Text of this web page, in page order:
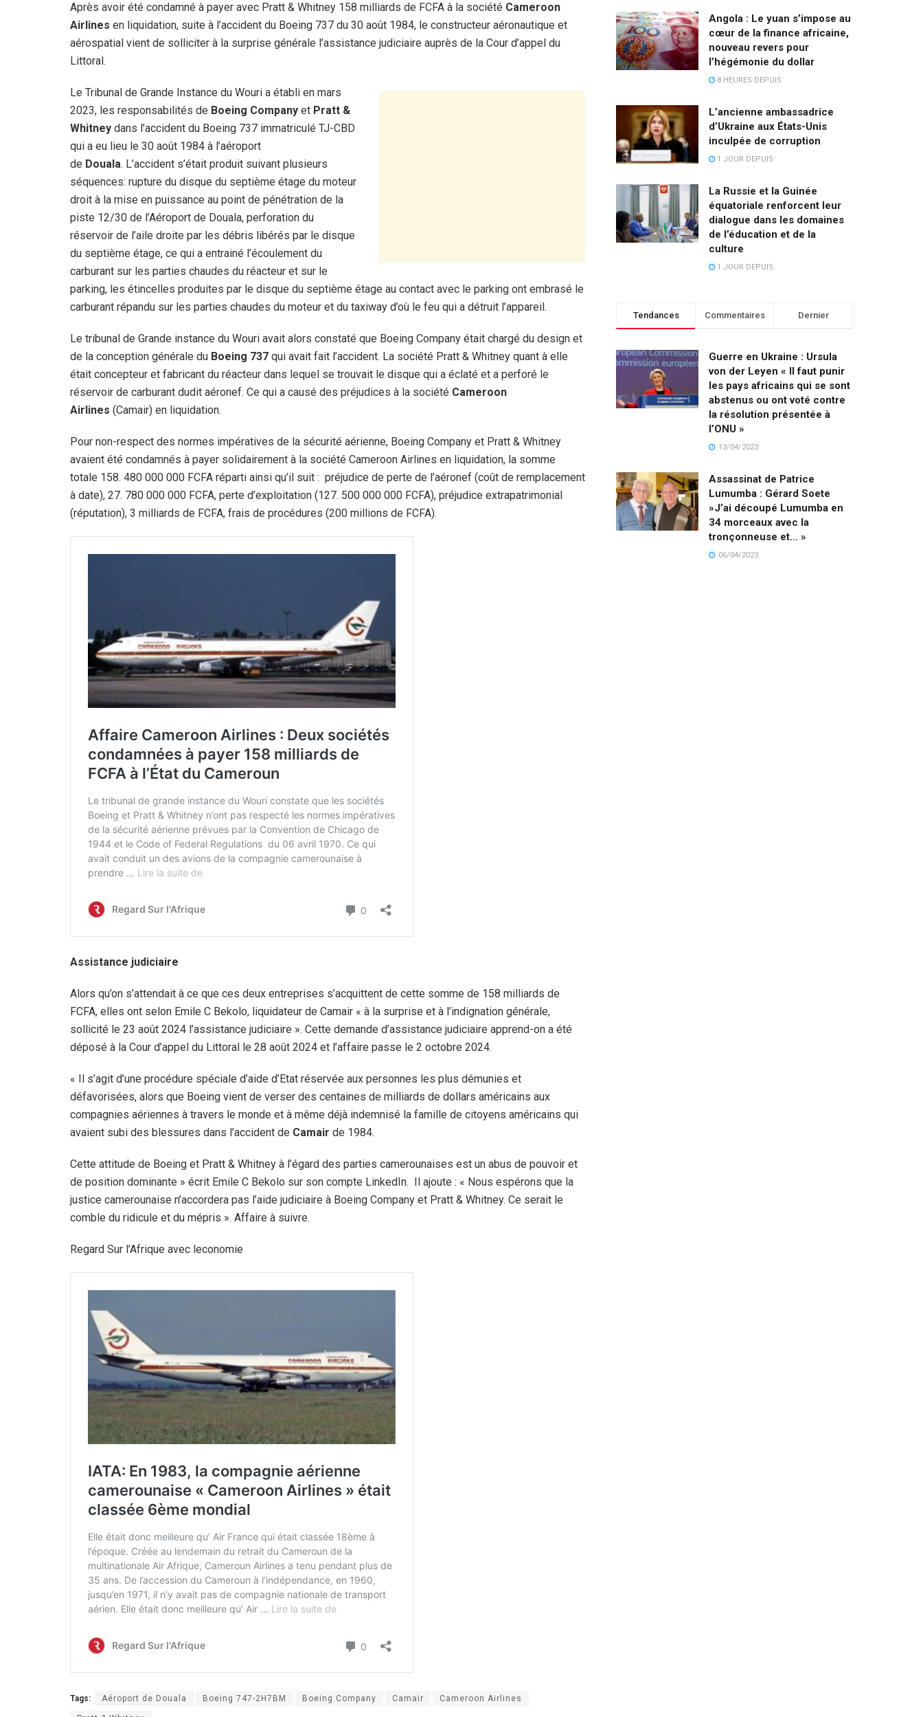
Après avoir été condamné à payer avec Pratt & Whitney 158 milliards de FCFA à la société Cameroon
Airlines en liquidation, suite à l’accident du Boeing 737 du 30 août 1984, le constructeur aéronautique et
aérospatial vient de solliciter à la surprise générale l’assistance judiciaire auprès de la Cour d’appel du
Littoral.
Le Tribunal de Grande Instance du Wouri a établi en mars
2023, les responsabilités de Boeing Company et Pratt &
Whitney dans l’accident du Boeing 737 immatriculé TJ-CBD
qui a eu lieu le 30 août 1984 à l’aéroport
de Douala. L’accident s’était produit suivant plusieurs
séquences: rupture du disque du septième étage du moteur
droit à la mise en puissance au point de pénétration de la
piste 12/30 de l’Aéroport de Douala, perforation du
réservoir de l’aile droite par les débris libérés par le disque
du septième étage, ce qui a entrainé l’écoulement du
carburant sur les parties chaudes du réacteur et sur le
parking, les étincelles produites par le disque du septième étage au contact avec le parking ont embrasé le
carburant répandu sur les parties chaudes du moteur et du taxiway d’où le feu qui a détruit l’appareil.
Le tribunal de Grande instance du Wouri avait alors constaté que Boeing Company était chargé du design et
de la conception générale du Boeing 737 qui avait fait l’accident. La société Pratt & Whitney quant à elle
était concepteur et fabricant du réacteur dans lequel se trouvait le disque qui a éclaté et a perforé le
réservoir de carburant dudit aéronef. Ce qui a causé des préjudices à la société Cameroon
Airlines (Camair) en liquidation.
Pour non-respect des normes impératives de la sécurité aérienne, Boeing Company et Pratt & Whitney
avaient été condamnés à payer solidairement à la société Cameroon Airlines en liquidation, la somme
totale 158. 480 000 000 FCFA réparti ainsi qu’il suit : préjudice de perte de l’aéronef (coût de remplacement
à date), 27. 780 000 000 FCFA, perte d’exploitation (127. 500 000 000 FCFA), préjudice extrapatrimonial
(réputation), 3 milliards de FCFA, frais de procédures (200 millions de FCFA).
Assistance judiciaire
Alors qu’on s’attendait à ce que ces deux entreprises s’acquittent de cette somme de 158 milliards de
FCFA, elles ont selon Emile C Bekolo, liquidateur de Camair « à la surprise et à l’indignation générale,
sollicité le 23 août 2024 l’assistance judiciaire ». Cette demande d’assistance judiciaire apprend-on a été
déposé à la Cour d’appel du Littoral le 28 août 2024 et l’affaire passe le 2 octobre 2024.
« Il s’agit d’une procédure spéciale d’aide d’Etat réservée aux personnes les plus démunies et
défavorisées, alors que Boeing vient de verser des centaines de milliards de dollars américains aux
compagnies aériennes à travers le monde et à même déjà indemnisé la famille de citoyens américains qui
avaient subi des blessures dans l’accident de Camair de 1984.
Cette attitude de Boeing et Pratt & Whitney à l’égard des parties camerounaises est un abus de pouvoir et
de position dominante » écrit Emile C Bekolo sur son compte LinkedIn. Il ajoute : « Nous espérons que la
justice camerounaise n’accordera pas l’aide judiciaire à Boeing Company et Pratt & Whitney. Ce serait le
comble du ridicule et du mépris ». Affaire à suivre.
Regard Sur l’Afrique avec leconomie
Tags: Aéroport de Douala Boeing 747-2H7BM Boeing Company Camair Cameroon Airlines
Angola : Le yuan s’impose au
cœur de la finance africaine,
nouveau revers pour
l’hégémonie du dollar
8 HEURES DEPUIS
L’ancienne ambassadrice
d’Ukraine aux États-Unis
inculpée de corruption
1 JOUR DEPUIS
La Russie et la Guinée
équatoriale renforcent leur
dialogue dans les domaines
de l’éducation et de la
culture
1 JOUR DEPUIS
Tendances Commentaires Dernier
Guerre en Ukraine : Ursula
von der Leyen « Il faut punir
les pays africains qui se sont
abstenus ou ont voté contre
la résolution présentée à
l’ONU »
13/04/2023
Assassinat de Patrice
Lumumba : Gérard Soete
»J’ai découpé Lumumba en
34 morceaux avec la
tronçonneuse et… »
06/04/2023